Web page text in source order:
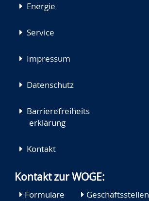
Energie
Service
Impressum
Datenschutz
Barrierefreiheits
erklärung
Kontakt
Kontakt zur WOGE:
Formulare Geschäftsstellen